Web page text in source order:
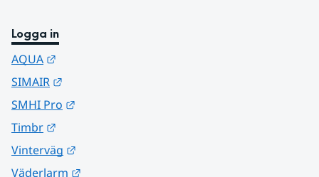
Logga in
AQUA
SIMAIR
SMHI Pro
Timbr
Vinterväg
Väderlarm